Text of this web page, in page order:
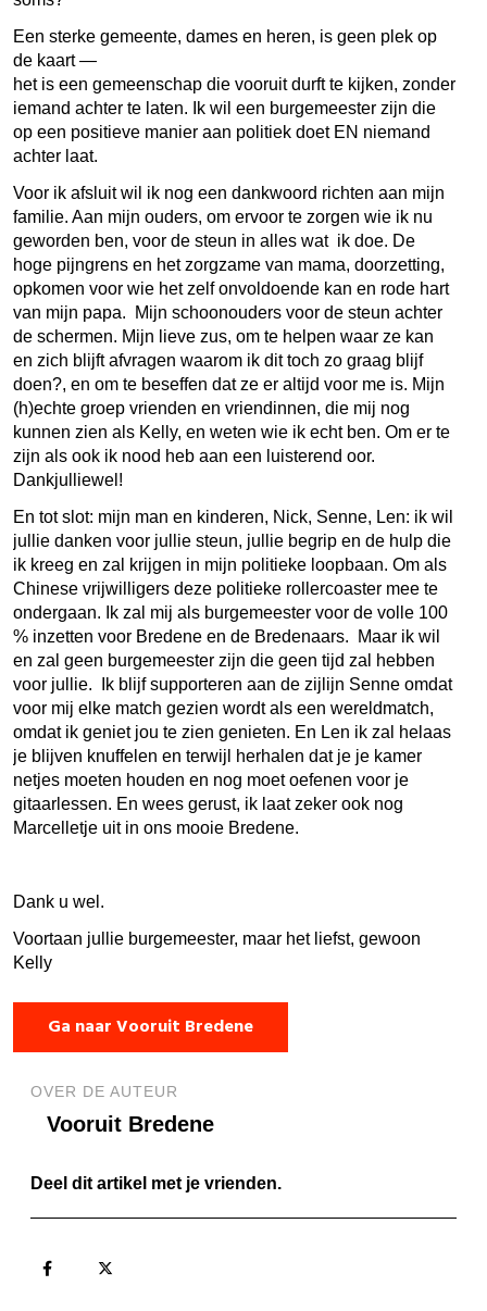
Een sterke gemeente, dames en heren, is geen plek op
de kaart —
het is een gemeenschap die vooruit durft te kijken, zonder
iemand achter te laten. Ik wil een burgemeester zijn die
op een positieve manier aan politiek doet EN niemand
achter laat.
Voor ik afsluit wil ik nog een dankwoord richten aan mijn
familie. Aan mijn ouders, om ervoor te zorgen wie ik nu
geworden ben, voor de steun in alles wat ik doe. De
hoge pijngrens en het zorgzame van mama, doorzetting,
opkomen voor wie het zelf onvoldoende kan en rode hart
van mijn papa. Mijn schoonouders voor de steun achter
de schermen. Mijn lieve zus, om te helpen waar ze kan
en zich blijft afvragen waarom ik dit toch zo graag blijf
doen?, en om te beseffen dat ze er altijd voor me is. Mijn
(h)echte groep vrienden en vriendinnen, die mij nog
kunnen zien als Kelly, en weten wie ik echt ben. Om er te
zijn als ook ik nood heb aan een luisterend oor.
Dankjulliewel!
En tot slot: mijn man en kinderen, Nick, Senne, Len: ik wil
jullie danken voor jullie steun, jullie begrip en de hulp die
ik kreeg en zal krijgen in mijn politieke loopbaan. Om als
Chinese vrijwilligers deze politieke rollercoaster mee te
ondergaan. Ik zal mij als burgemeester voor de volle 100
% inzetten voor Bredene en de Bredenaars. Maar ik wil
en zal geen burgemeester zijn die geen tijd zal hebben
voor jullie. Ik blijf supporteren aan de zijlijn Senne omdat
voor mij elke match gezien wordt als een wereldmatch,
omdat ik geniet jou te zien genieten. En Len ik zal helaas
je blijven knuffelen en terwijl herhalen dat je je kamer
netjes moeten houden en nog moet oefenen voor je
gitaarlessen. En wees gerust, ik laat zeker ook nog
Marcelletje uit in ons mooie Bredene.
Dank u wel.
Voortaan jullie burgemeester, maar het liefst, gewoon
Kelly
Ga naar Vooruit Bredene
OVER DE AUTEUR
Vooruit Bredene
Deel dit artikel met je vrienden.